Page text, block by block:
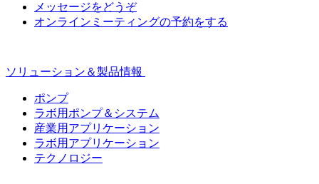
メッセージをどうぞ
オンラインミーティングの予約をする
ソリューション＆製品情報
ポンプ
ラボ用ポンプ＆システム
産業用アプリケーション
ラボ用アプリケーション
テクノロジー